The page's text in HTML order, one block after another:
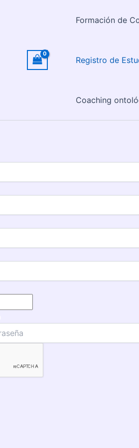
Formación de
Registro de
Coaching